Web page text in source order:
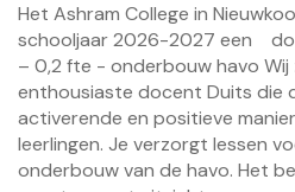
Het Ashram College in
schooljaar 2026-2027 een
– 0,2 fte - onderbouw havo Wij
enthousiaste docent Duits die
activerende en positieve
leerlingen. Je verzorgt lessen
onderbouw van de havo. Het